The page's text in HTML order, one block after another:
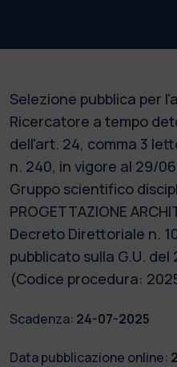
Selezione pubblica per
Ricercatore a tempo
dell'art. 24, comma 3
n. 240, in vigore al 29/
Gruppo scientifico
PROGETTAZIONE
Decreto Direttoriale n.
pubblicato sulla G.U.
(Codice procedura:
Scadenza: 24-07-2025
Data pubblicazione online: